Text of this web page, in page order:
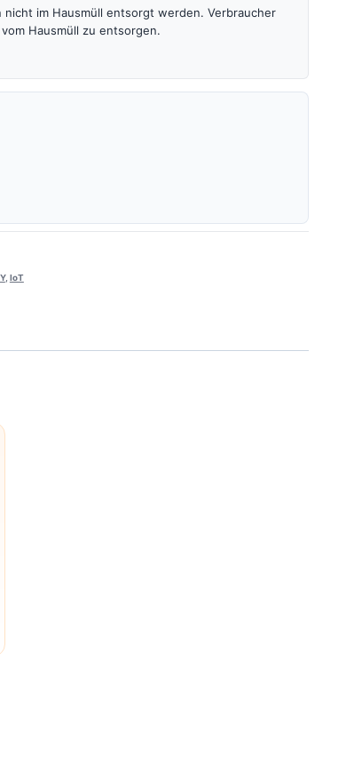
im Hausmüll entsorgt werden. Verbraucher
Hausmüll zu entsorgen.
, IoT